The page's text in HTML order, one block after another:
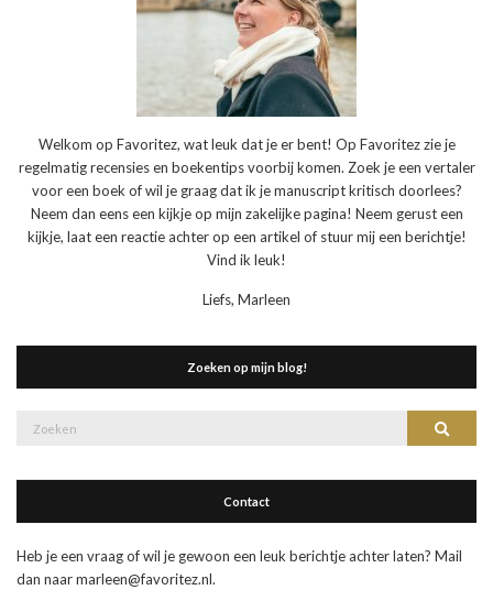
Welkom op Favoritez, wat leuk dat je er bent! Op Favoritez zie je
regelmatig recensies en boekentips voorbij komen. Zoek je een vertaler
voor een boek of wil je graag dat ik je manuscript kritisch doorlees?
Neem dan eens een kijkje op mijn zakelijke pagina! Neem gerust een
kijkje, laat een reactie achter op een artikel of stuur mij een berichtje!
Vind ik leuk!
Liefs, Marleen
Zoeken op mijn blog!
Zoek
Contact
Heb je een vraag of wil je gewoon een leuk berichtje achter laten? Mail
dan naar marleen@favoritez.nl.